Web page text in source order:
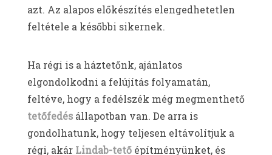
azt. Az alapos előkészítés elengedhetetlen
feltétele a későbbi sikernek.
Ha régi is a háztetőnk, ajánlatos
elgondolkodni a felújítás folyamatán,
feltéve, hogy a fedélszék még megmenthető
tetőfedés állapotban van. De arra is
gondolhatunk, hogy teljesen eltávolítjuk a
régi, akár Lindab-tető építményünket, és